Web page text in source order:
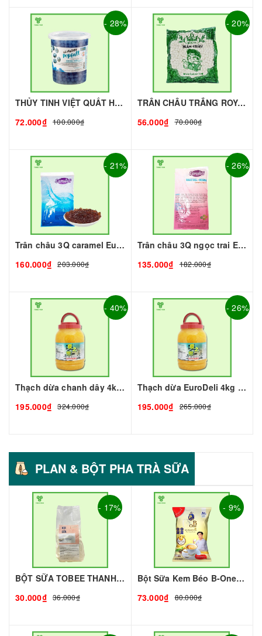
- 28%
THỦY TINH VIỆT QUẤT HÙNG CHƯƠNG - 1kg | Topping làm Trà Sữa - TOBEE FOOD
72.000₫ 100.000₫
- 20%
TRÂN CHÂU TRẮNG ROYAL - 500g - ROYAL | Topping làm Trà Sữa - TOBEE FOOD
56.000₫
70.000₫
- 21%
Trân châu 3Q caramel Eurodeli I Nguyên Liệu Pha Chế - Tobee Food
160.000₫
203.000₫
- 26%
Trân châu 3Q ngọc trai Eurodeli I Nguyên Liệu Pha Chế - Tobee Food
135.000₫
182.000₫
- 40%
Thạch dừa chanh dây 4kg I Nguyên Liệu Pha Chế - Tobee Food
195.000₫
324.000₫
- 26%
Thạch dừa EuroDeli 4kg I Nguyên Liệu Pha Chế - Tobee Food
195.000₫
265.000₫
PLAN & BỘT PHA TRÀ SỮA
- 17%
BỘT SỮA TOBEE THANH VỊ - 300g - TOBEE FOOD | Bột Sữa làm Trà Sữa - TOBEE FOOD
30.000₫ 36.000₫
- 9%
Bột Sữa Kem Béo B-One 1Kg I Nguyên Liệu Pha Chế - Tobee Food
73.000₫
80.000₫